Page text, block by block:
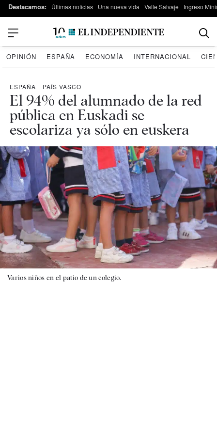
Destacamos: Últimas noticias Una nueva vida Valle Salvaje Ingreso
OPINIÓN ESPAÑA ECONOMÍA INTERNACIONAL
ESPAÑA | PAÍS VASCO
El 94% del alumnado de la red
pública en Euskadi se
escolariza ya sólo en euskera
Varios niños en el patio de un colegio.